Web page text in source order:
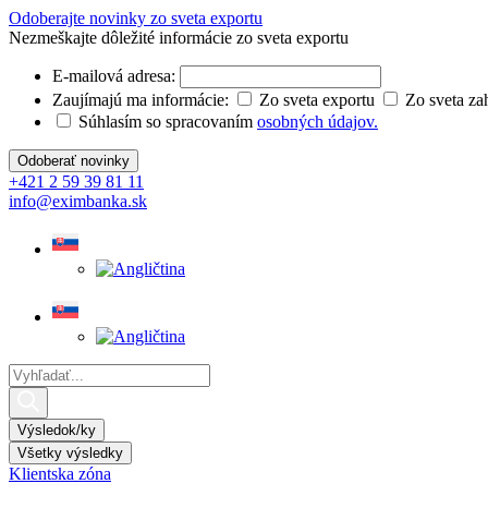
Preskočiť
na
Odoberajte novinky zo sveta exportu
Nezmeškajte dôležité informácie zo sveta exportu
E-mailová adresa:
Zaujímajú ma informácie:
Zo sveta exportu Zo sveta
Súhlasím so spracovaním osobných údajov.
+421 2 59 39 81 11
info@eximbanka.sk
Search
...
Výsledok/ky
Všetky výsledky
Klientska zóna